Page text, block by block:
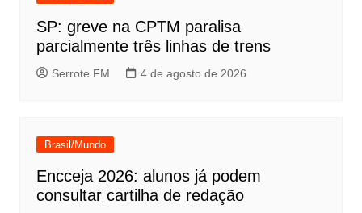
SP: greve na CPTM paralisa
parcialmente três linhas de trens
Serrote FM 4 de agosto de 2026
Brasil/Mundo
Encceja 2026: alunos já podem
consultar cartilha de redação